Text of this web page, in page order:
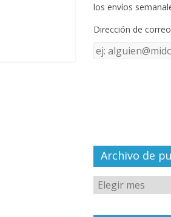
o
k e
los envíos
Dirección de correo
Dirección
Archivo de